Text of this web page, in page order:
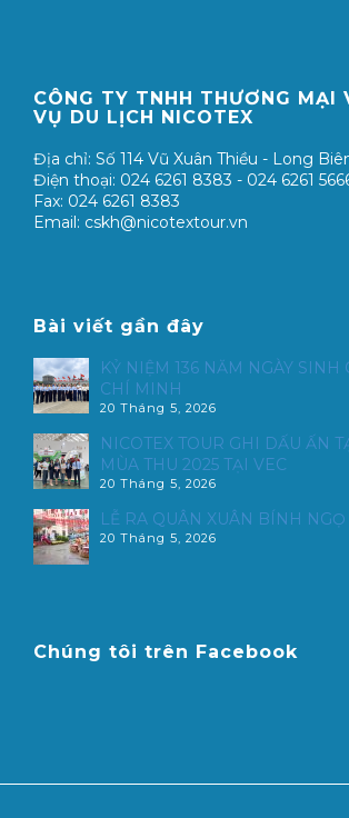
CÔNG TY TNHH THƯƠNG MẠI
VỤ DU LỊCH NICOTEX
Địa chỉ: Số 114 Vũ Xuân Thiều - Long
Điện thoại: 024 6261 8383 - 024 6261
Fax: 024 6261 8383
Email: cskh@nicotextour.vn
Bài viết gần đây
KỶ NIỆM 136 NĂM NGÀY SINH
CHÍ MINH
20 Tháng 5, 2026
NICOTEX TOUR GHI DẤU ẤN
MÙA THU 2025 TẠI VEC
20 Tháng 5, 2026
LỄ RA QUÂN XUÂN BÍNH
20 Tháng 5, 2026
Chúng tôi trên Facebook